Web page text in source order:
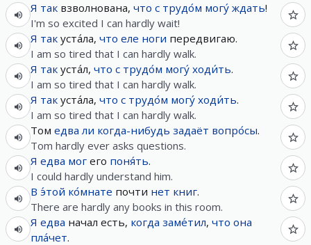
Я так взволнована, что с трудо́м могу́ ждать!
I'm so excited I can hardly wait!
Я так уста́ла, что еле ноги передвигаю.
I am so tired that I can hardly walk.
Я так уста́л, что с трудо́м могу́ ходи́ть.
I am so tired that I can hardly walk.
Я так уста́ла, что с трудо́м могу́ ходи́ть.
I am so tired that I can hardly walk.
Том едва ли когда-нибудь задаёт вопро́сы.
Tom hardly ever asks questions.
Я едва мог его поня́ть.
I could hardly understand him.
В э́той ко́мнате почти нет книг.
There are hardly any books in this room.
Я едва начал есть, когда заме́тил, что она
пла́чет.